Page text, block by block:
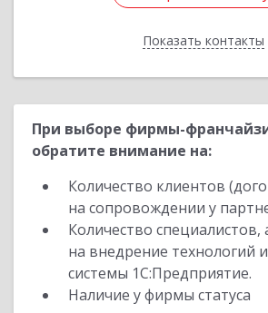
Показать контакты
Назад
При выборе фирмы-
обратите внимание на:
Количество клиентов
на сопровождении у
Количество специалистов,
на внедрение технологий
системы 1С:Предприятие.
Наличие у фирмы статуса